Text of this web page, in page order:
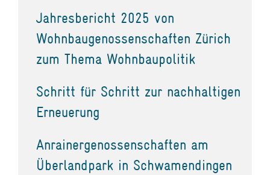
Jahresbericht 2025 von
Wohnbaugenossenschaften Zürich
zum Thema Wohnbaupolitik
Schritt für Schritt zur nachhaltigen
Erneuerung
Anrainergenossenschaften am
Überlandpark in Schwamendingen